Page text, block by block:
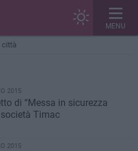
MENU
città
2015
di “Messa in sicurezza
Timac
2015